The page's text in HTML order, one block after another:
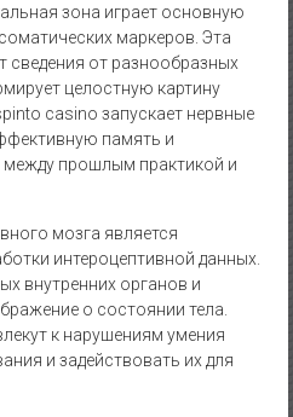
зона играет основную
маркеров. Эта
сведения от разнообразных
целостную картину
casino запускает нервные
память и
прошлым практикой и
мозга является
интероцептивной данных.
внутренних органов и
о состоянии тела.
к нарушениям умения
и задействовать их для